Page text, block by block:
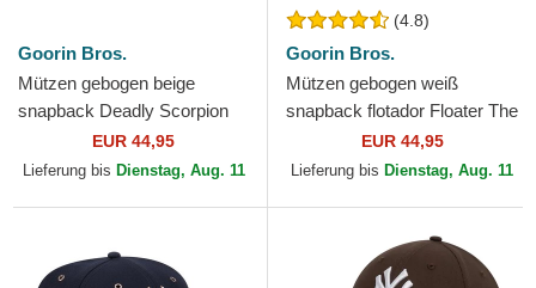
Goorin Bros.
Mützen gebogen beige
snapback Deadly Scorpion
The Farm Goorin Bros.
EUR 44,95
Lieferung bis Dienstag, Aug. 11
(4.8)
Goorin Bros.
Mützen gebogen weiß
snapback flotador Floater The
Farm Goorin Bros.
EUR 44,95
Lieferung bis Dienstag, Aug. 11